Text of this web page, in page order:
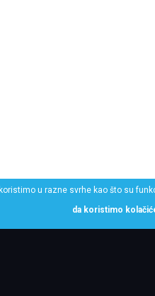
u razne svrhe kao što su
da koristimo